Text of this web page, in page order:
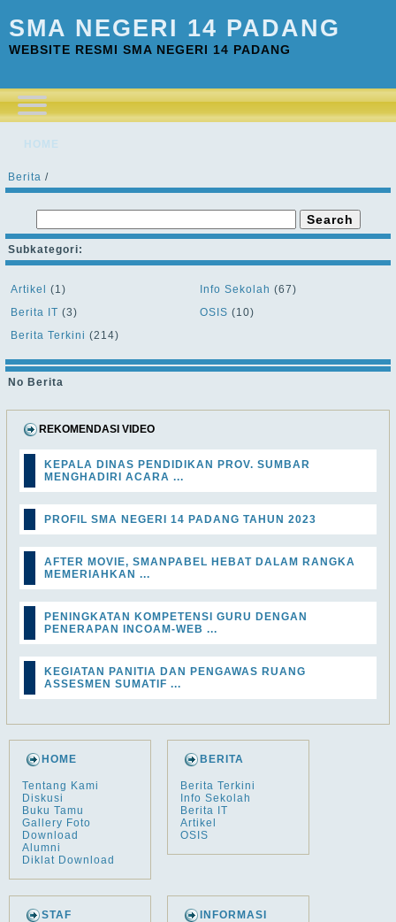
SMA NEGERI 14 PADANG
WEBSITE RESMI SMA NEGERI 14 PADANG
HOME
Berita /
Subkategori:
Artikel
(1)
Berita IT (3)
Berita Terkini (214)
Info Sekolah (67)
OSIS (10)
No Berita
REKOMENDASI VIDEO
KEPALA DINAS PENDIDIKAN PROV. SUMBAR
MENGHADIRI ACARA ...
PROFIL SMA NEGERI 14 PADANG TAHUN 2023
AFTER MOVIE, SMANPABEL HEBAT DALAM RANGKA
MEMERIAHKAN ...
PENINGKATAN KOMPETENSI GURU DENGAN
PENERAPAN INCOAM-WEB ...
KEGIATAN PANITIA DAN PENGAWAS RUANG
ASSESMEN SUMATIF ...
HOME
Tentang Kami
Diskusi
Buku Tamu
Gallery Foto
Download
Alumni
Diklat Download
BERITA
Berita Terkini
Info Sekolah
Berita IT
Artikel
OSIS
STAF INFORMASI